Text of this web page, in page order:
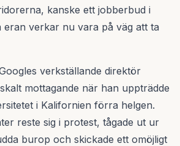
kanske ett jobberbud i
eran verkar nu vara på väg att ta
verkställande direktör
mottagande när han uppträdde
i Kalifornien förra helgen.
reste sig i protest, tågade ut ur
burop och skickade ett omöjligt